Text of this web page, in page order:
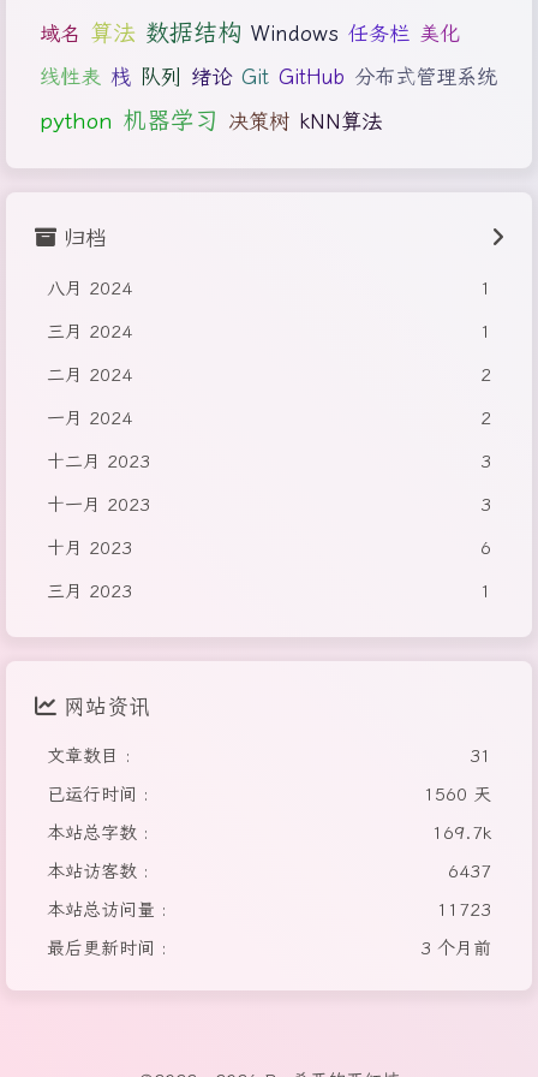
域名 算法 数据结构 Windows 任务栏 美化
线性表 栈 队列 绪论 Git GitHub 分布式管理系统
python 机器学习 决策树 kNN算法
归档
八月 2024
1
三月 2024
1
二月 2024
2
一月 2024
2
十二月 2023
3
十一月 2023
3
十月 2023
6
三月 2023
1
网站资讯
文章数目 :
31
已运行时间 :
1560 天
本站总字数 :
169.7k
本站访客数 :
6437
本站总访问量 :
11723
最后更新时间 :
3 个月前